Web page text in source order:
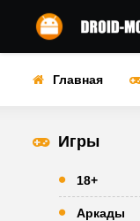
Главная
Игры
18+
Аркады